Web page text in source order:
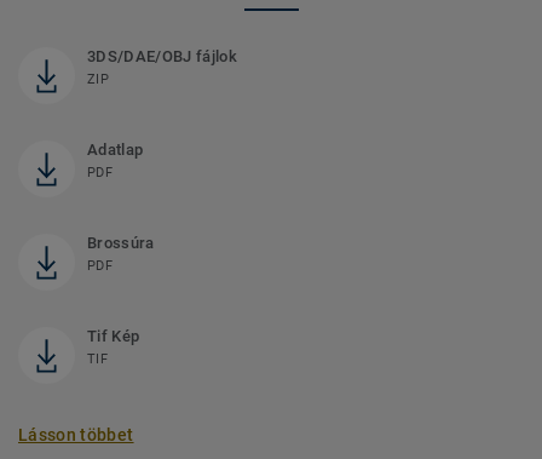
3DS/DAE/OBJ fájlok
ZIP
Adatlap
PDF
Brossúra
PDF
Tif Kép
TIF
Lásson többet